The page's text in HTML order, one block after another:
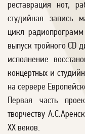
реставрация нот,
студийная запись
цикл
выпуск тройного СD
исполнение
концертных и
на сервере
Первая часть
творчеству
XX веков.